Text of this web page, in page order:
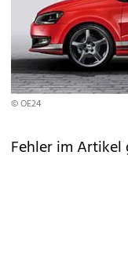
© OE24
Fehler im Artikel